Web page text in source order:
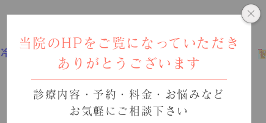
冷たい飲み物をガブガブ飲んでしまいがちですよね。
当院のHPをご覧になっていただき
ありがとうございます
診療内容・予約・料金・お悩みなど
お気軽にご相談下さい